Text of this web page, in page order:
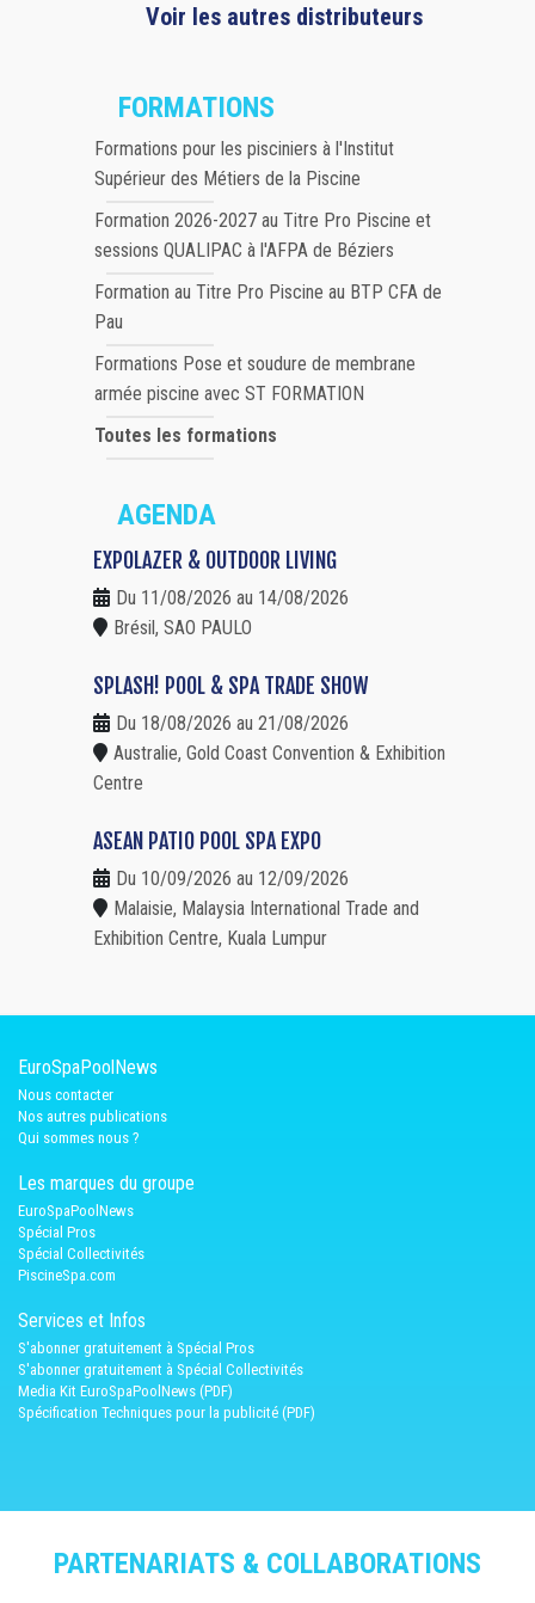
Voir les autres distributeurs
FORMATIONS
Formations pour les pisciniers à l'Institut
Supérieur des Métiers de la Piscine
Formation 2026-2027 au Titre Pro Piscine et
sessions QUALIPAC à l'AFPA de Béziers
Formation au Titre Pro Piscine au BTP CFA de
Pau
Formations Pose et soudure de membrane
armée piscine avec ST FORMATION
Toutes les formations
AGENDA
EXPOLAZER & OUTDOOR LIVING
Du 11/08/2026 au 14/08/2026
Brésil, SAO PAULO
SPLASH! POOL & SPA TRADE SHOW
Du 18/08/2026 au 21/08/2026
Australie, Gold Coast Convention & Exhibition
Centre
ASEAN PATIO POOL SPA EXPO
Du 10/09/2026 au 12/09/2026
Malaisie, Malaysia International Trade and
Exhibition Centre, Kuala Lumpur
EuroSpaPoolNews
Nous contacter
Nos autres publications
Qui sommes nous ?
Les marques du groupe
EuroSpaPoolNews
Spécial Pros
Spécial Collectivités
PiscineSpa.com
Services et Infos
S'abonner gratuitement à Spécial Pros
S'abonner gratuitement à Spécial Collectivités
Media Kit EuroSpaPoolNews (PDF)
Spécification Techniques pour la publicité (PDF)
PARTENARIATS & COLLABORATIONS